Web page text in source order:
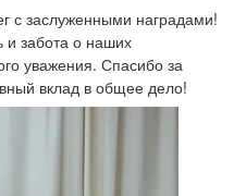
с заслуженными наградами!
и забота о наших
уважения. Спасибо за
вклад в общее дело!